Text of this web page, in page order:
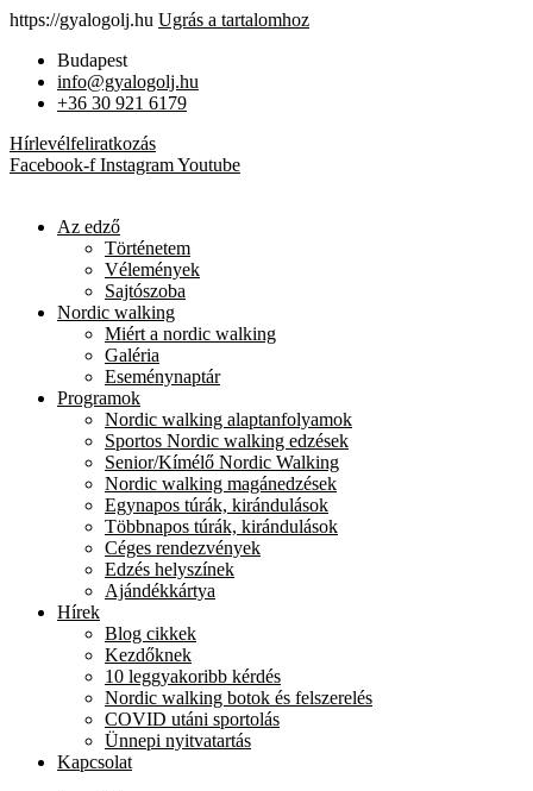
https://gyalogolj.hu Ugrás a tartalomhoz
Budapest
info@gyalogolj.hu
+36 30 921 6179
Hírlevélfeliratkozás
Facebook-f InstagramYoutube
Az edző
Történetem
Vélemények
Sajtószoba
Nordic walking
Miért a nordic walking
Galéria
Eseménynaptár
Programok
Nordic walking alaptanfolyamok
Sportos Nordic walking edzések
Senior/Kímélő Nordic Walking
Nordic walking magánedzések
Egynapos túrák, kirándulások
Többnapos túrák, kirándulások
Céges rendezvények
Edzés helyszínek
Ajándékkártya
Hírek
Blog cikkek
Kezdőknek
10 leggyakoribb kérdés
Nordic walking botok és felszerelés
COVID utáni sportolás
Ünnepi nyitvatartás
Kapcsolat